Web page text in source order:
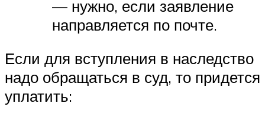
— нужно, если заявление
направляется по почте.
Если для вступления в наследство
надо обращаться в суд, то придется
уплатить: